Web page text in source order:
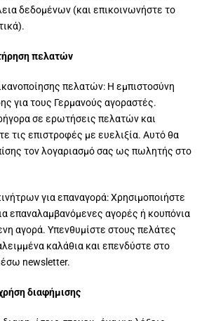
δεδομένων (και επικοινωνήστε το
πελατών
πελατών: Η εμπιστοσύνη
για τους Γερμανούς αγοραστές.
σε ερωτήσεις πελατών και
τις επιστροφές με ευελιξία. Αυτό θα
τον λογαριασμό σας ως πωλητής στο
για επαναγορά: Χρησιμοποιήστε
επαναλαμβανόμενες αγορές ή κουπόνια
αγορά. Υπενθυμίστε στους πελάτες
καλάθια και επενδύστε στο
newsletter.
διαφήμισης